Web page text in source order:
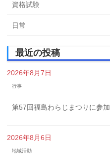
資格試験
日常
最近の投稿
2026年8月7日
行事
第57回福島わらじまつりに参加
2026年8月6日
地域活動